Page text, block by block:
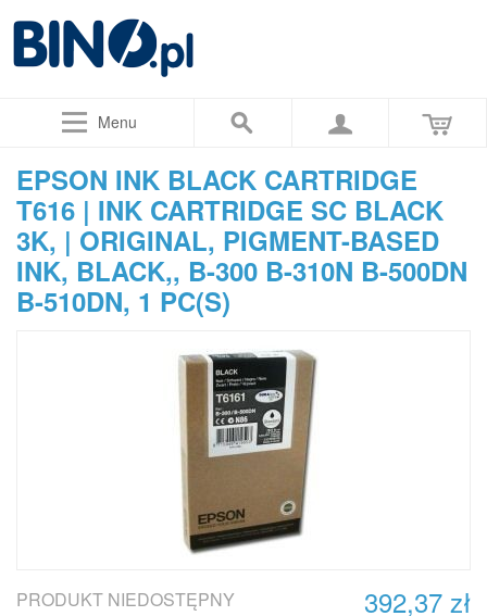
Menu
EPSON INK BLACK CARTRIDGE
T616 | INK CARTRIDGE SC BLACK
3K, | ORIGINAL, PIGMENT-BASED
INK, BLACK,, B-300 B-310N B-500DN
B-510DN, 1 PC(S)
392,37 zł
PRODUKT NIEDOSTĘPNY